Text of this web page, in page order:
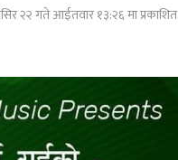
२२ गते आईतवार १३:२६ मा प्रकाशित